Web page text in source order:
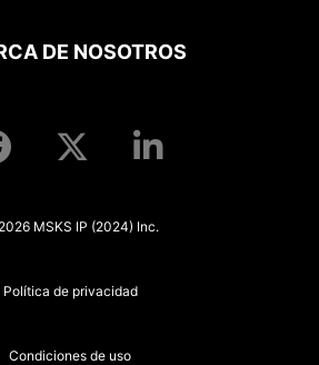
DE NOSOTROS
MSKS IP (2024) Inc.
Política de privacidad
Condiciones de uso